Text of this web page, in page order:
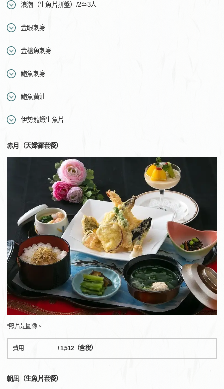
浪潮（生魚片拼盤）/2至3人
金眼刺身
金槍魚刺身
鮑魚刺身
鮑魚黃油
伊勢龍蝦生魚片
赤月（天婦羅套餐）
*照片是圖像。
費用 \ 1,512（含稅）
朝凪（生魚片套餐）